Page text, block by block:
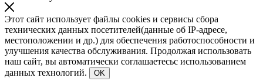
Этот сайт использует файлы cookies и сервисы сбора
технических данных посетителей(данные об IP-адресе,
местоположении и др.) для обеспечения работоспособности и
улучшения качества обслуживания. Продолжая использовать
наш сайт, вы автоматически соглашаетесьс использованием
данных технологий.
OK